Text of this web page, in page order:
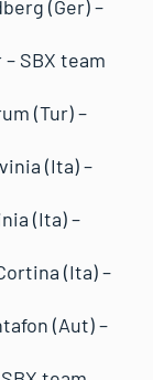
(Ger) –
SBX team
(Tur) –
(Ita) –
(Ita) –
(Ita) –
(Aut) –